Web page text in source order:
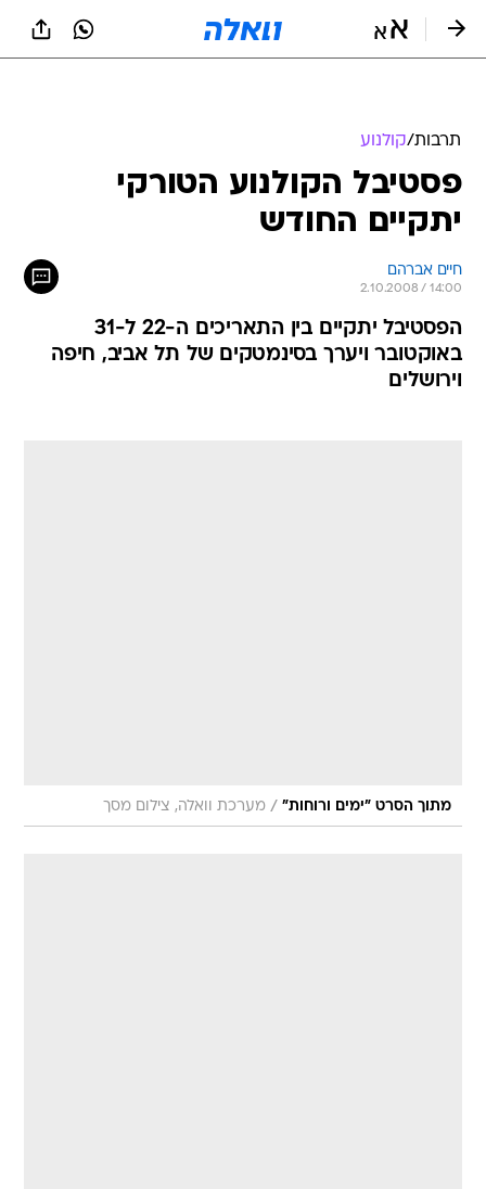
תרבות/קולנוע
פסטיבל הקולנוע הטורקי
יתקיים החודש
חיים אברהם
2.10.2008 / 14:00
הפסטיבל יתקיים בין התאריכים ה-22 ל-31
באוקטובר ויערך בסינמטקים של תל אביב, חיפה
וירושלים
מתוך הסרט "ימים ורוחות" / מערכת וואלה, צילום מסך